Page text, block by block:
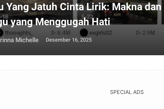
Yang Jatuh Cinta Lirik: Makna
yang Menggugah Hati
Michelle Desember 16, 2025
SPECIAL ADS